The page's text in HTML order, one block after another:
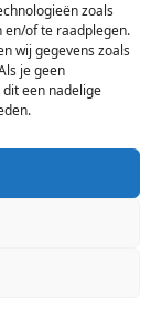
zoals
en/of te raadplegen.
wij gegevens zoals
je geen
een nadelige